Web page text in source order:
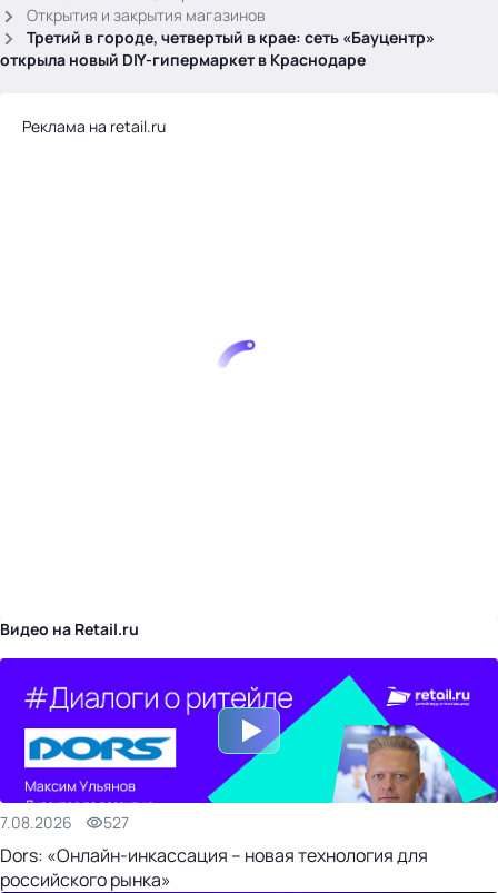
Открытия и закрытия магазинов
Третий в городе, четвертый в крае: сеть «Бауцентр»
открыла новый DIY-гипермаркет в Краснодаре
Реклама на retail.ru
Видео на Retail.ru
7.08.2026 527
Dors: «Онлайн-инкассация – новая технология для
российского рынка»